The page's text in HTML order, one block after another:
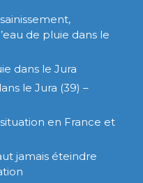
de pluie dans le
dans le Jura
le Jura (39) –
en France et
jamais éteindre